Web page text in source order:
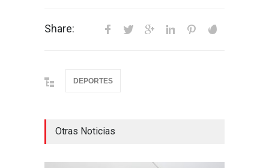
Share:
DEPORTES
Otras Noticias